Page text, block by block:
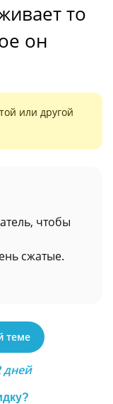
то
он
или другой
чтобы
сжатые.
теме
дней